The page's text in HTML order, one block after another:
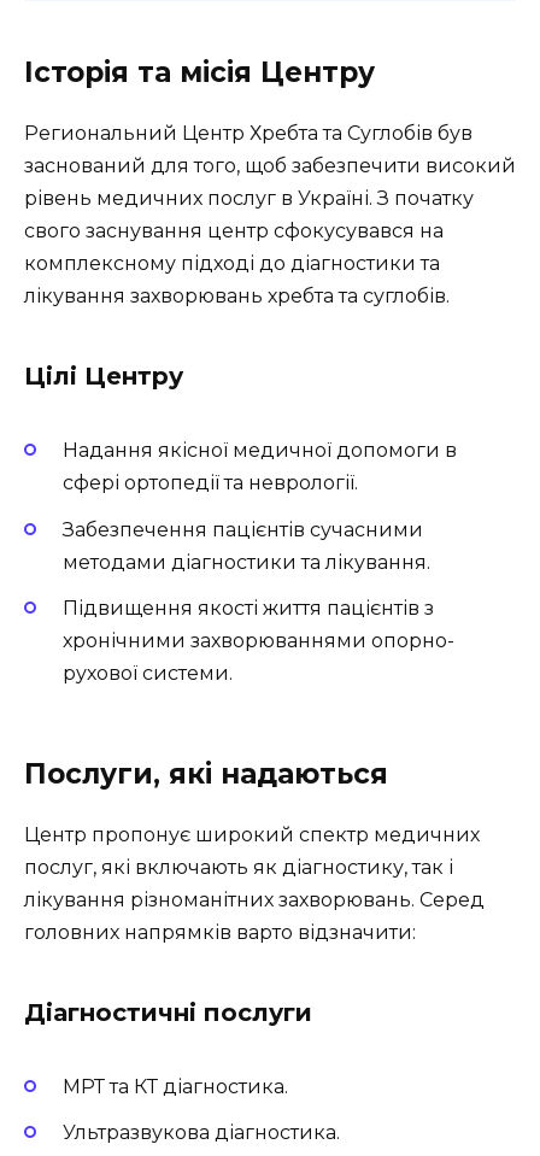
Історія та місія Центру
Региональний Центр Хребта та Суглобів був
заснований для того, щоб забезпечити високий
рівень медичних послуг в Україні. З початку
свого заснування центр сфокусувався на
комплексному підході до діагностики та
лікування захворювань хребта та суглобів.
Цілі Центру
Надання якісної медичної допомоги в
сфері ортопедії та неврології.
Забезпечення пацієнтів сучасними
методами діагностики та лікування.
Підвищення якості життя пацієнтів з
хронічними захворюваннями опорно-
рухової системи.
Послуги, які надаються
Центр пропонує широкий спектр медичних
послуг, які включають як діагностику, так і
лікування різноманітних захворювань. Серед
головних напрямків варто відзначити:
Діагностичні послуги
МРТ та КТ діагностика.
Ультразвукова діагностика.